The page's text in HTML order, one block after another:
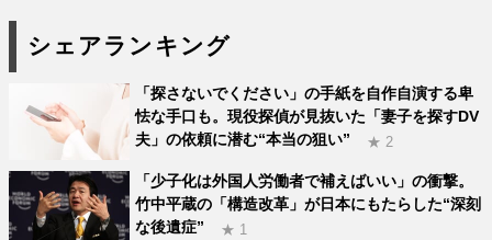
シェアランキング
「探さないでください」の手紙を自作自演する卑
怯な手口も。現役探偵が見抜いた「妻子を探すDV
夫」の依頼に潜む“本当の狙い”
★ 2
「少子化は外国人労働者で補えばいい」の衝撃。
竹中平蔵の「構造改革」が日本にもたらした“深刻
な後遺症”
★ 1